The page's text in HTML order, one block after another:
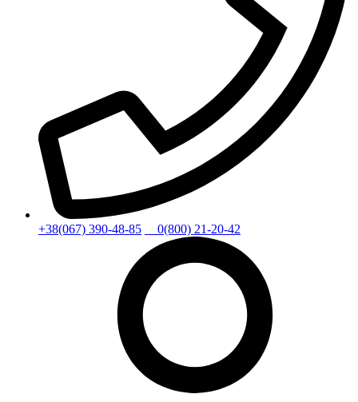
+38(067) 390-48-85 0(800) 21-20-42